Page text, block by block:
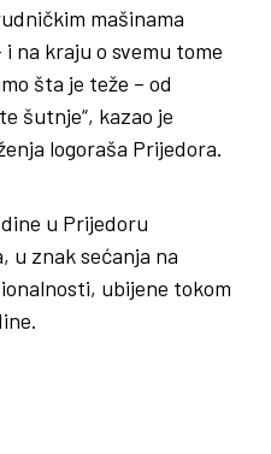
mašinama
na kraju o svemu tome
šta je teže – od
šutnje“, kazao je
logoraša Prijedora.
u Prijedoru
u znak sećanja na
ubijene tokom